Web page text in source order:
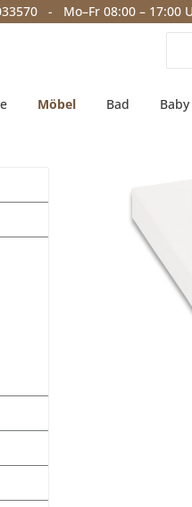
- Mo–Fr 08:00 – 17:00
Möbel Bad